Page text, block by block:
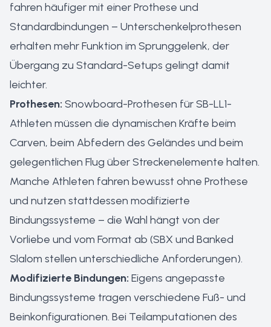
fahren häufiger mit einer Prothese und
Standardbindungen – Unterschenkelprothesen
erhalten mehr Funktion im Sprunggelenk, der
Übergang zu Standard-Setups gelingt damit
leichter.
Prothesen: Snowboard-Prothesen für SB-LL1-
Athleten müssen die dynamischen Kräfte beim
Carven, beim Abfedern des Geländes und beim
gelegentlichen Flug über Streckenelemente halten.
Manche Athleten fahren bewusst ohne Prothese
und nutzen stattdessen modifizierte
Bindungssysteme – die Wahl hängt von der
Vorliebe und vom Format ab (SBX und Banked
Slalom stellen unterschiedliche Anforderungen).
Modifizierte Bindungen: Eigens angepasste
Bindungssysteme tragen verschiedene Fuß- und
Beinkonfigurationen. Bei Teilamputationen des